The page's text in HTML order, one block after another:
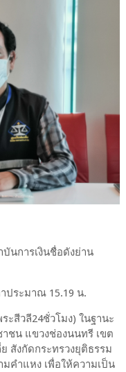
นการเงินชื่อดังย่าน
ประมาณ 15.19 น.
สีวลี24ชั่วโมง) ในฐานะ
ชน แขวงช่องนนทรี เขต
สังกัดกระทรวงยุติธรรม
คำแหง เพื่อให้ความเป็น